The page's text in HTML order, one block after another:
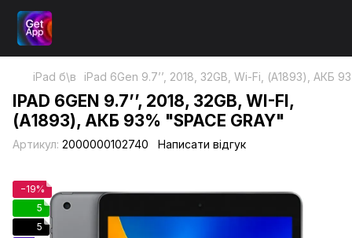
iPad б\в iPad 6Gen 9.7’’, 2018, 32GB, Wi-Fi, (А1893), АКБ
IPAD 6GEN 9.7’’, 2018, 32GB, WI-FI,
(А1893), АКБ 93% "SPACE GRAY"
Артикул: 2000000102740 Написати відгук
−19%
5
5